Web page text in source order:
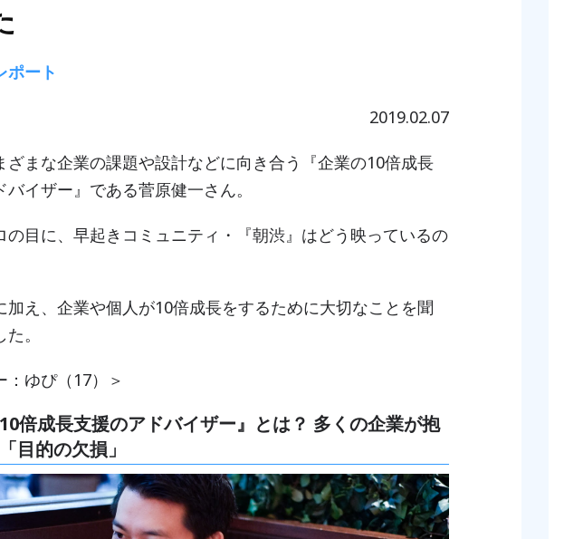
ポート
2019.02.07
ざまな企業の課題や設計などに向き合う『企業の10倍成長
バイザー』である菅原健一さん。
の目に、早起きコミュニティ・『朝渋』はどう映っているの
加え、企業や個人が10倍成長をするために大切なことを聞
。
：ゆぴ（17）＞
10倍成長支援のアドバイザー』とは？ 多くの企業が抱
目的の欠損」